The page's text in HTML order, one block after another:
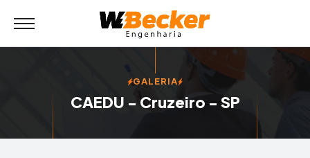
GALERIA
CAEDU - Cruzeiro - SP